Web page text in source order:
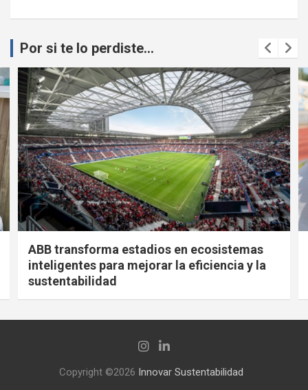
Por si te lo perdiste...
ABB transforma estadios en ecosistemas
inteligentes para mejorar la eficiencia y la
sustentabilidad
Copyright ©2026 Innovar Sustentabilidad